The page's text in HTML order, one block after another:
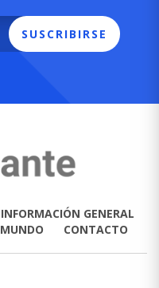
SUSCRIBIRSE
INFORMACIÓN GENERAL
MUNDO CONTACTO